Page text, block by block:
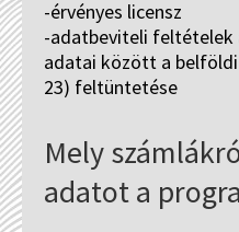
-érvényes licensz
-adatbeviteli feltételek
adatai között a belföldi
23) feltüntetése
Mely
adatot a